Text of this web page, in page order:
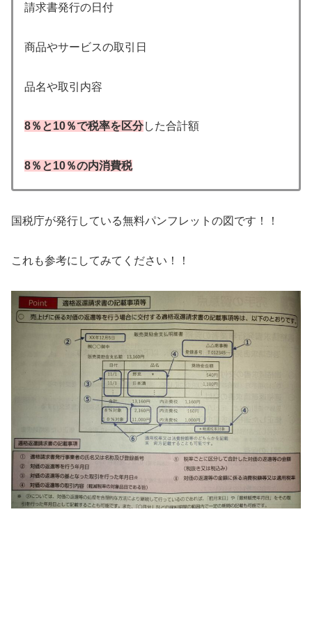
請求書発行の日付
商品やサービスの取引日
品名や取引内容
8％と10％で税率を区分した合計額
8％と10％の内消費税
国税庁が発行している無料パンフレットの図です！！
これも参考にしてみてください！！